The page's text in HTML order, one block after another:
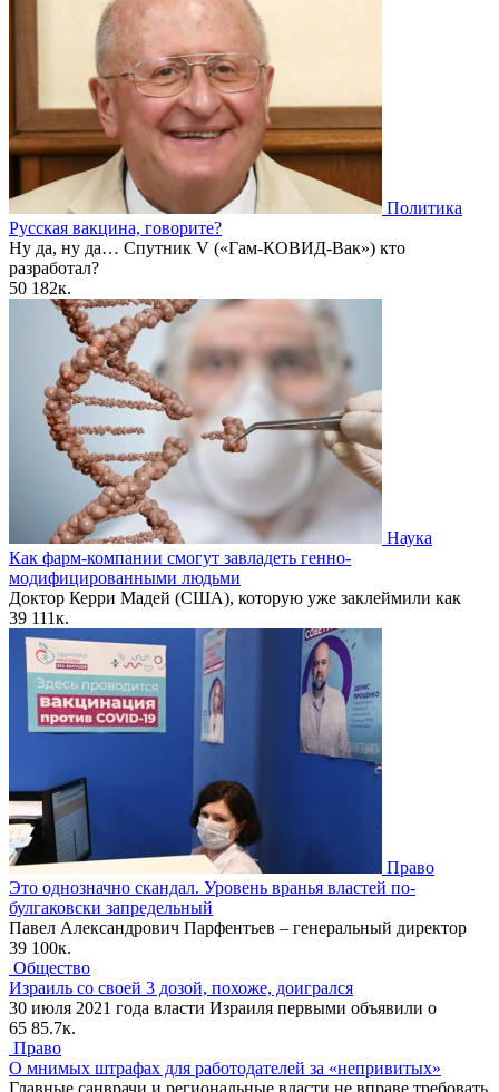
Политика
Русская вакцина, говорите?
Ну да, ну да… Спутник V («Гам-КОВИД-Вак») кто
разработал?
50 182к.
Наука
Как фарм-компании смогут завладеть генно-
модифицированными людьми
Доктор Керри Мадей (США), которую уже заклеймили как
39 111к.
Право
Это однозначно скандал. Уровень вранья властей по-
булгаковски запредельный
Павел Александрович Парфентьев – генеральный директор
39 100к.
Общество
Израиль со своей 3 дозой, похоже, доигрался
30 июля 2021 года власти Израиля первыми объявили о
65 85.7к.
Право
О мнимых штрафах для работодателей за «непривитых»
Главные санврачи и региональные власти не вправе требовать